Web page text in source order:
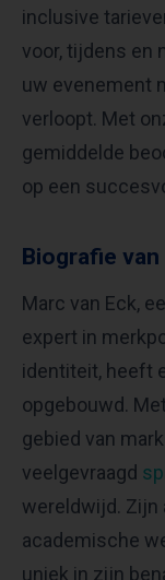
inclusive
voor, tijdens en
uw evenement
verloopt. Met
gemiddelde
op een
Biografie van
Marc van Eck,
expert in
identiteit, heeft
opgebouwd.
gebied van
veelgevraagd
wereldwijd. Zijn
academische
uniek in zijn